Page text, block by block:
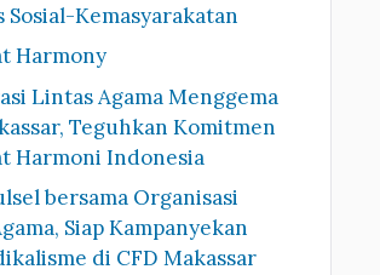
Sosial-Kemasyarakatan
Harmony
Lintas Agama Menggema
Teguhkan Komitmen
Harmoni Indonesia
bersama Organisasi
Siap Kampanyekan
di CFD Makassar